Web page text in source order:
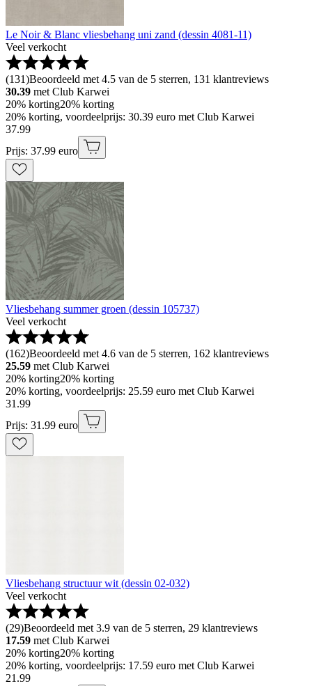
Le Noir & Blanc vliesbehang uni zand (dessin 4081-11)
Veel verkocht
(131)Beoordeeld met 4.5 van de 5 sterren, 131 klantreviews
30.39 met Club Karwei
20% korting20% korting
20% korting, voordeelprijs: 30.39 euro met Club Karwei
37.99
Prijs: 37.99 euro
Vliesbehang summer groen (dessin 105737)
Veel verkocht
(162)Beoordeeld met 4.6 van de 5 sterren, 162 klantreviews
25.59 met Club Karwei
20% korting20% korting
20% korting, voordeelprijs: 25.59 euro met Club Karwei
31 .99
Prijs: 31.99 euro
Vliesbehang structuur wit (dessin 02-032)
Veel verkocht
(29)Beoordeeld met 3.9 van de 5 sterren, 29 klantreviews
17.59 met Club Karwei
20% korting20% korting
20% korting, voordeelprijs: 17.59 euro met Club Karwei
21 .99